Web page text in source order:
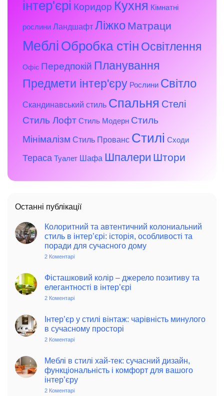
інтер'єрі Коридор Кухня Кімнатні
рослини Ландшафт Ліжко Матраци
Меблі Обробка стін Освітлення
Офіс Передпокій Планування
Предмети інтер'єру Рослини Світло
Скандинавський стиль Спальня Стелі
Стиль Лофт Стиль Модерн Стиль
Мінімалізм Стиль Прованс Стилі Сходи
Тераса Туалет Шафа Шпалери Штори
Останні публікації
Колоритний та автентичний колониальний
стиль в інтер’єрі: історія, особливості та
поради для сучасного дому
2 Коментарі
автентичний
колониальний
стиль
особливості
та
поради
Фісташковий колір – джерело позитиву та
елегантності в інтер’єрі
2 Коментарі
–
джерело
позитиву
інтер’єрі
Інтер’єр у стилі вінтаж: чарівність минулого
в сучасному просторі
2 Коментарі
стилі
вінтаж:
чарівність
минулого
в
Меблі в стилі хай-тек: сучасний дизайн,
функціональність і комфорт для вашого
інтер’єру
2 Коментарі